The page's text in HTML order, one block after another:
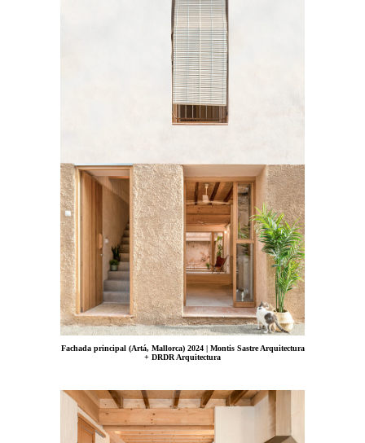
Fachada principal (Artá, Mallorca) 2024 | Montis Sastre Arquitectura
+ DRDR Arquitectura